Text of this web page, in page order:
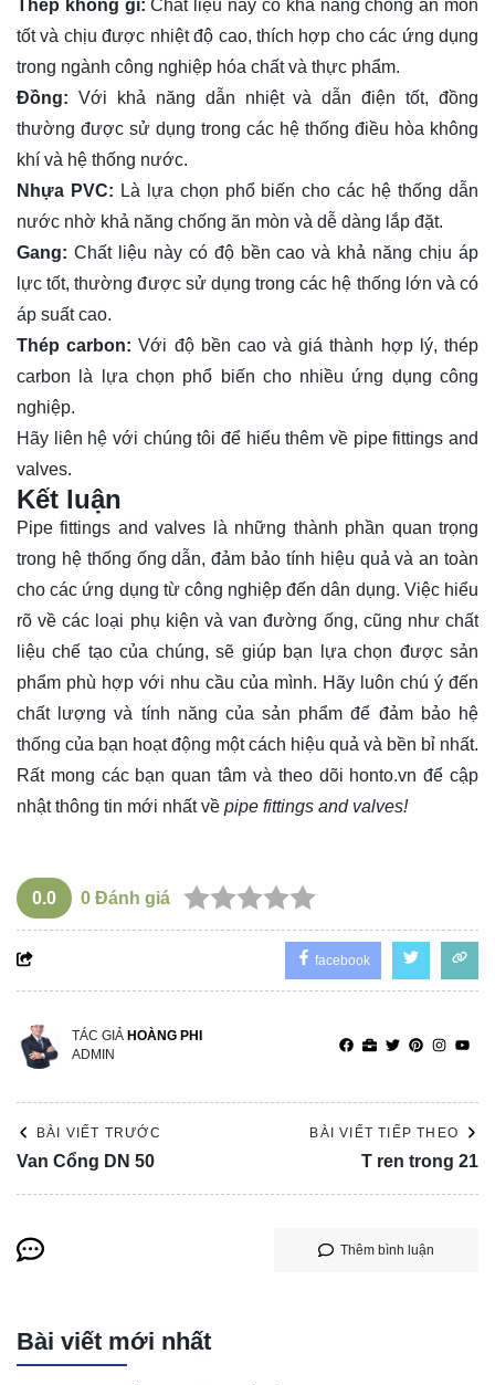
Thép không gỉ: Chất liệu này có khả năng chống ăn mòn
tốt và chịu được nhiệt độ cao, thích hợp cho các ứng dụng
trong ngành công nghiệp hóa chất và thực phẩm.
Đồng: Với khả năng dẫn nhiệt và dẫn điện tốt, đồng
thường được sử dụng trong các hệ thống điều hòa không
khí và hệ thống nước.
Nhựa PVC: Là lựa chọn phổ biến cho các hệ thống dẫn
nước nhờ khả năng chống ăn mòn và dễ dàng lắp đặt.
Gang: Chất liệu này có độ bền cao và khả năng chịu áp
lực tốt, thường được sử dụng trong các hệ thống lớn và có
áp suất cao.
Thép carbon: Với độ bền cao và giá thành hợp lý, thép
carbon là lựa chọn phổ biến cho nhiều ứng dụng công
nghiệp.
Hãy liên hệ với chúng tôi để hiểu thêm về pipe fittings and
valves.
Kết luận
Pipe fittings and valves là những thành phần quan trọng
trong hệ thống ống dẫn, đảm bảo tính hiệu quả và an toàn
cho các ứng dụng từ công nghiệp đến dân dụng. Việc hiểu
rõ về các loại phụ kiện và van đường ống, cũng như chất
liệu chế tạo của chúng, sẽ giúp bạn lựa chọn được sản
phẩm phù hợp với nhu cầu của mình. Hãy luôn chú ý đến
chất lượng và tính năng của sản phẩm để đảm bảo hệ
thống của bạn hoạt động một cách hiệu quả và bền bỉ nhất.
Rất mong các bạn quan tâm và theo dõi honto.vn để cập
nhật thông tin mới nhất về pipe fittings and valves!
0.0 0 Đánh giá
facebook
TÁC GIẢ HOÀNG PHI
ADMIN
BÀI VIẾT TRƯỚC
Van Cổng DN 50
BÀI VIẾT TIẾP THEO
T ren trong 21
Thêm bình luận
Bài viết mới nhất